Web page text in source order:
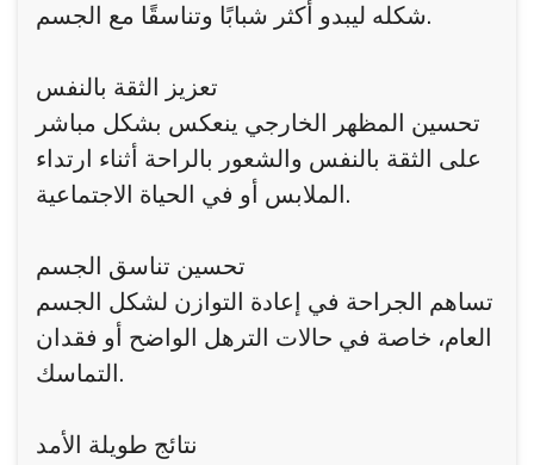
شكله ليبدو أكثر شبابًا وتناسقًا مع الجسم.
تعزيز الثقة بالنفس
تحسين المظهر الخارجي ينعكس بشكل مباشر
على الثقة بالنفس والشعور بالراحة أثناء ارتداء
الملابس أو في الحياة الاجتماعية.
تحسين تناسق الجسم
تساهم الجراحة في إعادة التوازن لشكل الجسم
العام، خاصة في حالات الترهل الواضح أو فقدان
التماسك.
نتائج طويلة الأمد